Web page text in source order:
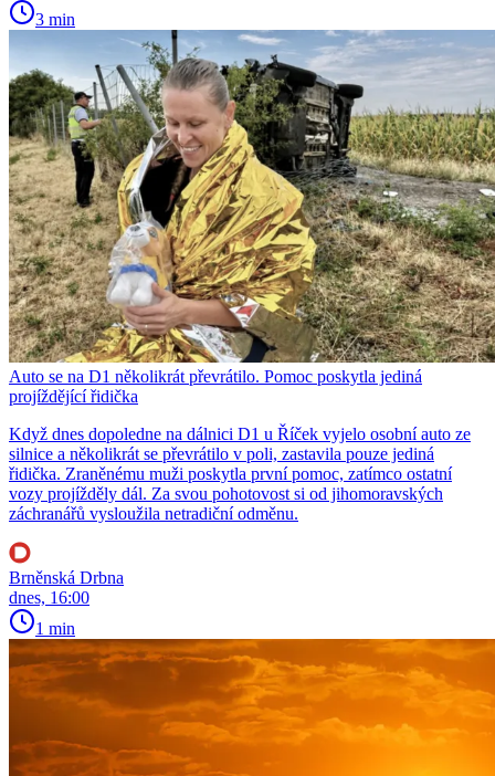
3 min
Auto se na D1 několikrát převrátilo. Pomoc poskytla jediná
projíždějící řidička
Když dnes dopoledne na dálnici D1 u Říček vyjelo osobní auto ze
silnice a několikrát se převrátilo v poli, zastavila pouze jediná
řidička. Zraněnému muži poskytla první pomoc, zatímco ostatní
vozy projížděly dál. Za svou pohotovost si od jihomoravských
záchranářů vysloužila netradiční odměnu.
Brněnská Drbna
dnes, 16:00
1 min